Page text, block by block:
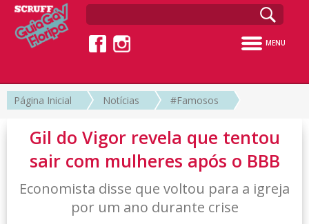
MENU
Página Inicial Notícias #Famosos
Gil do Vigor revela que tentou
sair com mulheres após o BBB
Economista disse que voltou para a igreja
por um ano durante crise